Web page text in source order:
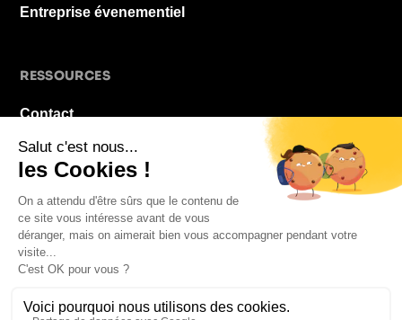
Entreprise évenementiel
RESSOURCES
Contact
À propos
FAQ
Mentions légales